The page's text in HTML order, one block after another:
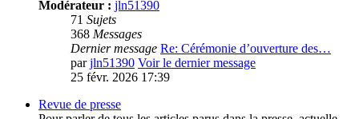
Modérateur : jln51390
71 Sujets
368 Messages
Dernier message Re: Cérémonie d’ouverture des…
parjln51390 Voir le dernier message
25 févr. 2026 17:39
Revue de presse